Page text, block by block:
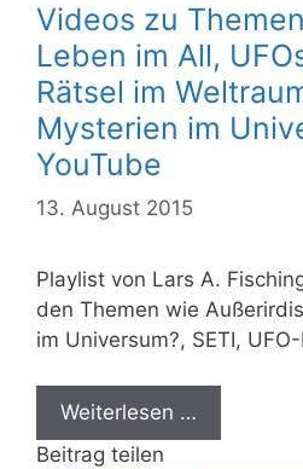
Videos zu
Leben im All,
Rätsel im
Mysterien im
YouTube
13. August 2015
Playlist von Lars A.
den Themen wie
im Universum?, SETI,
Weiterlesen …
Beitrag teilen